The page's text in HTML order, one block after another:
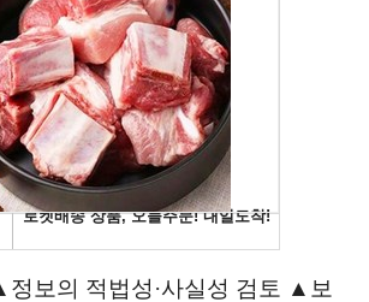
보의 적법성·사실성 검토 ▲보